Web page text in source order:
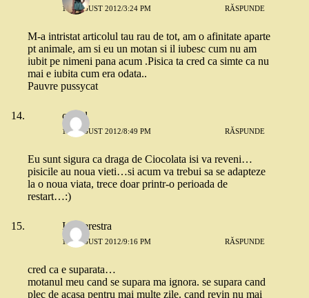
18 AUGUST 2012/3:24 PM RĂSPUNDE
M-a intristat articolul tau rau de tot, am o afinitate aparte
pt animale, am si eu un motan si il iubesc cum nu am
iubit pe nimeni pana acum .Pisica ta cred ca simte ca nu
mai e iubita cum era odata..
Pauvre pussycat
catgal
18 AUGUST 2012/8:49 PM RĂSPUNDE
Eu sunt sigura ca draga de Ciocolata isi va reveni…
pisicile au noua vieti…si acum va trebui sa se adapteze
la o noua viata, trece doar printr-o perioada de
restart…:)
Istraterestra
18 AUGUST 2012/9:16 PM RĂSPUNDE
cred ca e suparata…
motanul meu cand se supara ma ignora. se supara cand
plec de acasa pentru mai multe zile. cand revin nu mai